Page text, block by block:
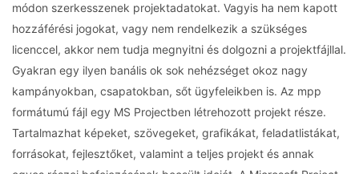
módon szerkesszenek projektadatokat. Vagyis ha nem kapott
hozzáférési jogokat, vagy nem rendelkezik a szükséges
licenccel, akkor nem tudja megnyitni és dolgozni a projektfájllal.
Gyakran egy ilyen banális ok sok nehézséget okoz nagy
kampányokban, csapatokban, sőt ügyfeleikben is. Az mpp
formátumú fájl egy MS Projectben létrehozott projekt része.
Tartalmazhat képeket, szövegeket, grafikákat, feladatlistákat,
forrásokat, fejlesztőket, valamint a teljes projekt és annak